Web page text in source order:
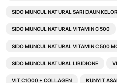
SIDO MUNCUL NATURAL SARI DAUN KELOR
SIDO MUNCUL NATURAL VITAMIN C 500
SIDO MUNCUL NATURAL VITAMIN C 500
SIDO MUNCUL NATURAL LIBIDIONE
VIT C1000 + COLLAGEN KUNYIT